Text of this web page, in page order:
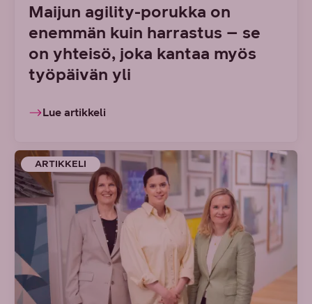
Maijun agility-porukka on
enemmän kuin harrastus – se
on yhteisö, joka kantaa myös
työpäivän yli
Lue artikkeli
ARTIKKELI